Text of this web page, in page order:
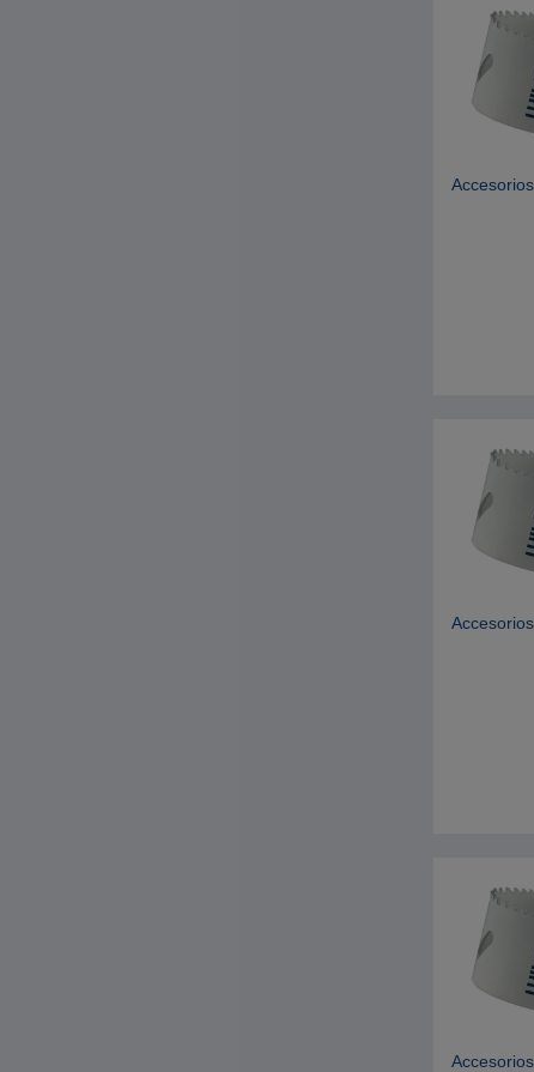
Accesorios
Accesorios
Accesorios